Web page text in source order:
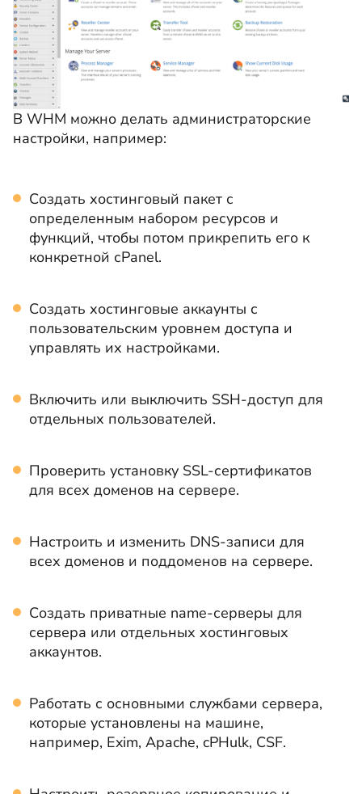
В WHM можно делать администраторские
настройки, например:
Создать хостинговый пакет с
определенным набором ресурсов и
функций, чтобы потом прикрепить его к
конкретной сPanel.
Создать хостинговые аккаунты с
пользовательским уровнем доступа и
управлять их настройками.
Включить или выключить SSH-доступ для
отдельных пользователей.
Проверить установку SSL-сертификатов
для всех доменов на сервере.
Настроить и изменить DNS-записи для
всех доменов и поддоменов на сервере.
Создать приватные name-серверы для
сервера или отдельных хостинговых
аккаунтов.
Работать с основными службами сервера,
которые установлены на машине,
например, Exim, Apache, cPHulk, CSF.